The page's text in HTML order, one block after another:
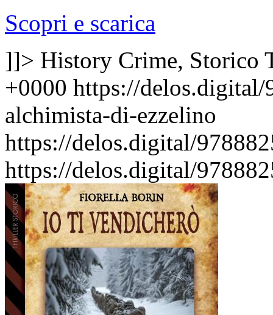
Scopri e scarica
]]> History Crime, Storico
+0000 https://delos.digital/
alchimista-di-ezzelino
https://delos.digital/
https://delos.digital/